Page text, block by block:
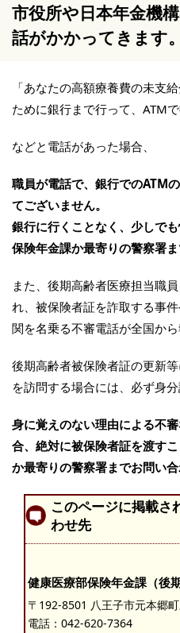
市役所や日本年金機
話がかかってきます。
「あなたの高額療養費の未支
ために銀行まで行って、ATM
などと電話があった場合、
職員が電話で、銀行でのATM
てございません。
銀行に行くことなく、少しで
保険年金課か最寄りの警察署
また、後期高齢者医療担当職
れ、被保険者証を詐取する事
関を名乗る不審電話が全国から
後期高齢者被保険者証の更新
を訪問する場合には、必ず身
身に覚えのない理由による不
合、絶対に被保険者証を渡す
か最寄りの警察署までお問い
このページに掲載さ
わせ先
健康医療部保険年金課（後
〒192-8501 八王子市元本郷
電話： 042-620-7364